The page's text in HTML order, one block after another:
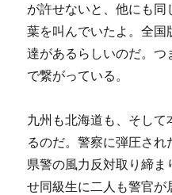
が許せないと、他にも
葉を叫んでいたよ。全国
達があるらしいのだ。
で繋がっている。
九州も北海道も、そし
るのだ。警察に弾圧さ
県警の風力反対取り締
せ同級生に二人も警官